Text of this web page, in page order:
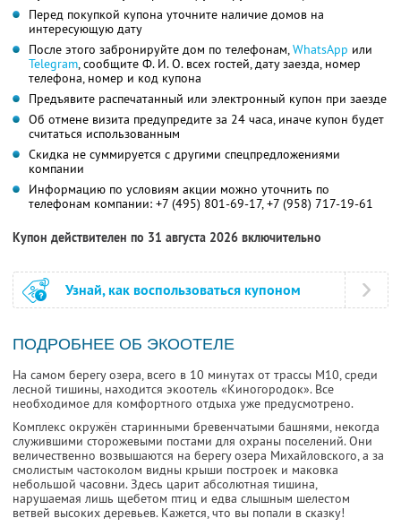
Перед покупкой купона уточните наличие домов на
интересующую дату
После этого забронируйте дом по телефонам,WhatsApp или
Telegram, сообщите Ф. И. О. всех гостей, дату заезда, номер
телефона, номер и код купона
Предъявите распечатанный или электронный купон при заезде
Об отмене визита предупредите за 24 часа, иначе купон будет
считаться использованным
Скидка не суммируется с другими спецпредложениями
компании
Информацию по условиям акции можно уточнить по
телефонам компании: +7 (495) 801-69-17, +7 (958) 717-19-61
Купон действителен по 31 августа 2026 включительно
Узнай, как воспользоваться купоном
ПОДРОБНЕЕ ОБ ЭКООТЕЛЕ
На самом берегу озера, всего в 10 минутах от трассы М10, среди
лесной тишины, находится экоотель «Киногородок». Все
необходимое для комфортного отдыха уже предусмотрено.
Комплекс окружён старинными бревенчатыми башнями, некогда
служившими сторожевыми постами для охраны поселений. Они
величественно возвышаются на берегу озера Михайловского, а за
смолистым частоколом видны крыши построек и маковка
небольшой часовни. Здесь царит абсолютная тишина,
нарушаемая лишь щебетом птиц и едва слышным шелестом
ветвей высоких деревьев. Кажется, что вы попали в сказку!